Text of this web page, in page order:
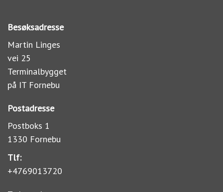
Besøksadresse
Martin Linges
vei 25
Terminalbygget
på IT Fornebu
Postadresse
Postboks 1
1330 Fornebu
Tlf:
+4769013720